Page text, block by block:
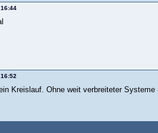
Kreislauf. Ohne weit verbreiteter